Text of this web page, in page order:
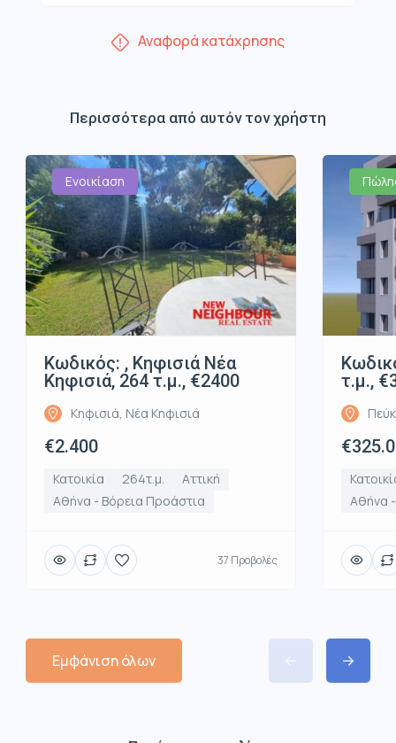
Αναφορά κατάχρησης
Περισσότερα από αυτόν τον χρήστη
Ενοικίαση
Κωδικός: , Κηφισιά Νέα
Κηφισιά, 264 τ.μ., €2400
Κηφισιά, Νέα Κηφισιά
€2.400
Κατοικία 264τ.μ.
Αττική
Αθήνα - Βόρεια Προάστια
37 Προβολές
τ.μ.,
Αθήνα
Εμφάνιση όλων